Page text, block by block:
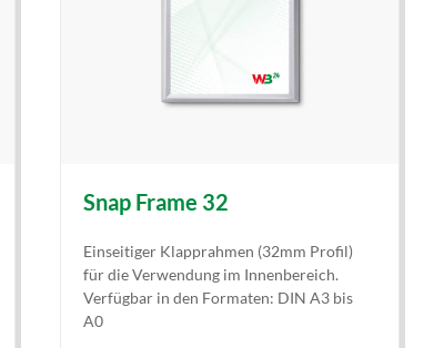
Snap Frame 32
Einseitiger Klapprahmen (32mm Profil)
für die Verwendung im Innenbereich.
Verfügbar in den Formaten: DIN A3 bis
A0